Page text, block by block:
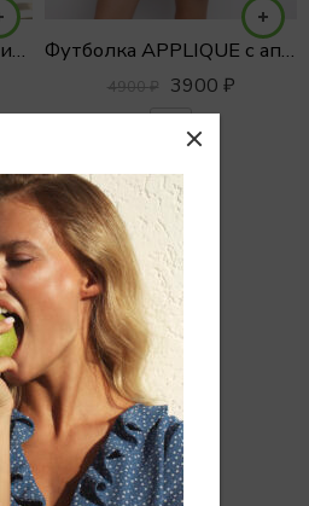
Топ MIA в бельевом стиле из атласной ткани Футболка APPLIQUE с апликацией
4900₽ 3900 ₽